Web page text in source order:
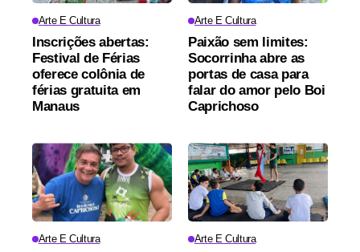
Arte E Cultura
Inscrições abertas:
Festival de Férias
oferece colônia de
férias gratuita em
Manaus
Arte E Cultura
Paixão sem limites:
Socorrinha abre as
portas de casa para
falar do amor pelo Boi
Caprichoso
Arte E Cultura Arte E Cultura